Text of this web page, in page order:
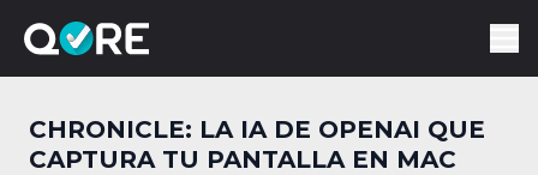
CHRONICLE: LA IA DE OPENAI QUE
CAPTURA TU PANTALLA EN MAC